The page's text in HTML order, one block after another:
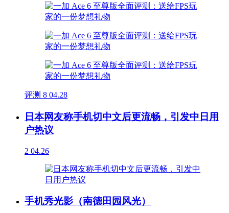
评测 8 04.28
日本网友称手机切中文后更流畅，引发中日用
户热议
2 04.26
手机秀光影（南德田园风光）